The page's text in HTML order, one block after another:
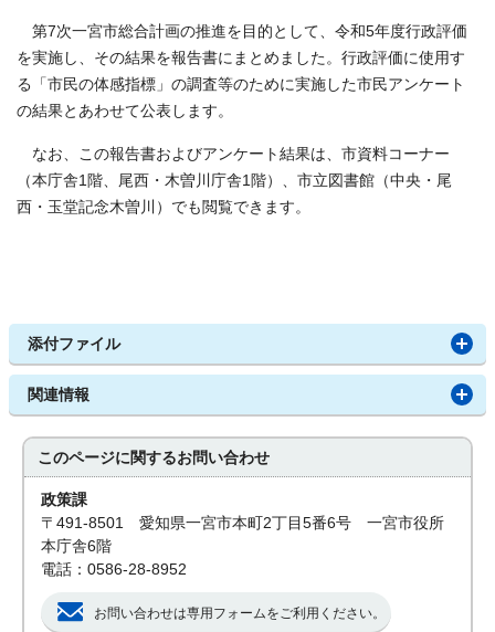
第7次一宮市総合計画の推進を目的として、令和5年度行政評価
を実施し、その結果を報告書にまとめました。行政評価に使用す
る「市民の体感指標」の調査等のために実施した市民アンケート
の結果とあわせて公表します。
なお、この報告書およびアンケート結果は、市資料コーナー
（本庁舎1階、尾西・木曽川庁舎1階）、市立図書館（中央・尾
西・玉堂記念木曽川）でも閲覧できます。
添付ファイル
関連情報
このページに関するお問い合わせ
政策課
〒491-8501 愛知県一宮市本町2丁目5番6号 一宮市役所
本庁舎6階
電話：0586-28-8952
お問い合わせは専用フォームをご利用ください。